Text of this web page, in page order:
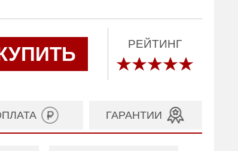
РЕЙТИНГ
ГАРАНТИИ